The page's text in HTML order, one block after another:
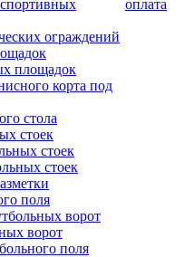
ограждений
площадок
корта под
стола
стоек
стоек
стоек
поля
ворот
ворот
поля
оплата